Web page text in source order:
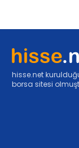
hisse.net
borsa sitesi